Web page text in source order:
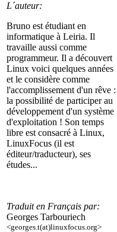
L´auteur:
Bruno est étudiant en
informatique à Leiria. Il
travaille aussi comme
programmeur. Il a découvert
Linux voici quelques années
et le considère comme
l'accomplissement d'un rêve :
la possibilité de participer au
développement d'un système
d'exploitation ! Son temps
libre est consacré à Linux,
LinuxFocus (il est
éditeur/traducteur), ses
études...
Traduit en Français par:
Georges Tarbouriech
<georges.t(at)linuxfocus.org>